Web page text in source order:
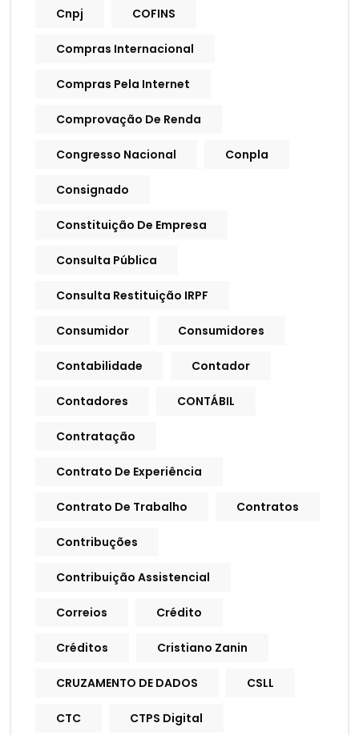
Cnpj COFINS
Compras Internacional
Compras Pela Internet
Comprovação De Renda
Congresso Nacional Conpla
Consignado
Constituição De Empresa
Consulta Pública
Consulta Restituição IRPF
Consumidor Consumidores
Contabilidade Contador
Contadores CONTÁBIL
Contratação
Contrato De Experiência
Contrato De Trabalho Contratos
Contribuções
Contribuição Assistencial
Correios Crédito
Créditos Cristiano Zanin
CRUZAMENTO DE DADOS CSLL
CTC CTPS Digital